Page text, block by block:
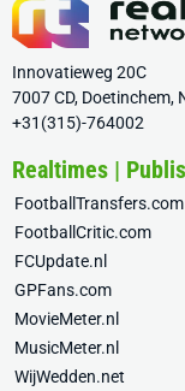
Innovatieweg 20C
7007 CD, Doetinchem,
+31(315)-764002
Realtimes |
FootballTransfers.com
FootballCritic.com
FCUpdate.nl
GPFans.com
MovieMeter.nl
MusicMeter.nl
WijWedden.net